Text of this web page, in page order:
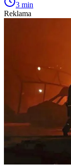
3 min
Reklama